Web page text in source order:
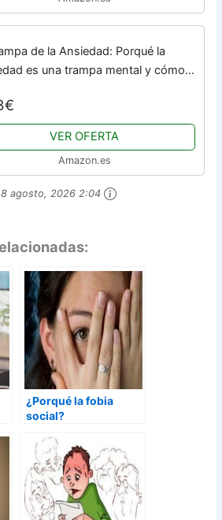
de la Ansiedad: Porqué la
es una trampa mental y cómo
VER OFERTA
Amazon.es
8 agosto, 2026 2:04
¿Porqué la fobia
social?